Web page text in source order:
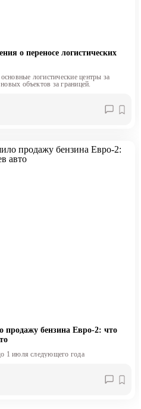
о переносе логистических
логистические центры за
объектов за границей.
бензина Евро-2: что
1 июля следующего года